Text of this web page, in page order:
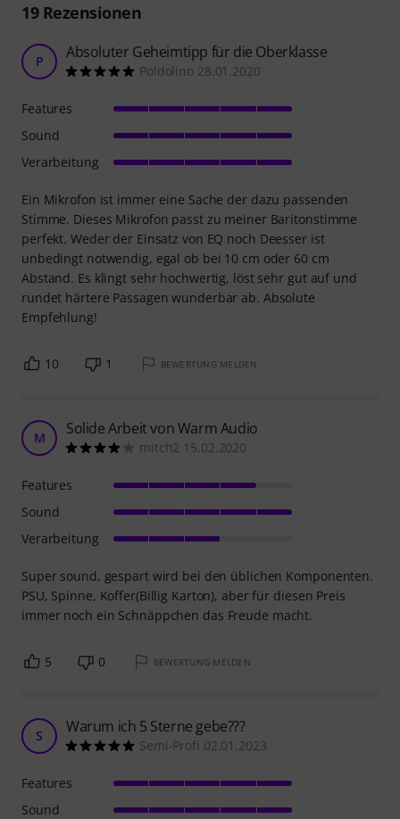
19Rezensionen
P Absoluter Geheimtipp für die Oberklasse
Poldolino 28.01.2020
Ein Mikrofon ist immer eine Sache der dazu passenden
Stimme. Dieses Mikrofon passt zu meiner Baritonstimme
perfekt. Weder der Einsatz von EQ noch Deesser ist
unbedingt notwendig, egal ob bei 10 cm oder 60 cm
Abstand. Es klingt sehr hochwertig, löst sehr gut auf und
rundet härtere Passagen wunderbar ab. Absolute
Empfehlung!
Features
Sound
Verarbeitung
10 1 BEWERTUNG MELDEN
M Solide Arbeit von Warm Audio
mitch2 15.02.2020
Super sound, gespart wird bei den üblichen Komponenten.
PSU, Spinne, Koffer(Billig Karton), aber für diesen Preis
immer noch ein Schnäppchen das Freude macht.
Features
Sound
Verarbeitung
5 0 BEWERTUNG MELDEN
S Warum ich 5 Sterne gebe???
Semi-Profi 02.01.2023
Features
Sound